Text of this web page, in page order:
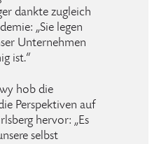
dankte zugleich
„Sie legen
Unternehmen
ist.“
hob die
Perspektiven auf
hervor: „Es
selbst